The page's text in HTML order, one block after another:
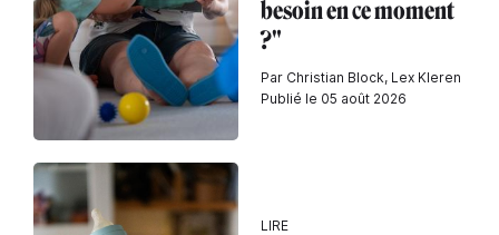
besoin en ce moment
?"
Par Christian Block, Lex Kleren
Publié le 05 août 2026
LIRE